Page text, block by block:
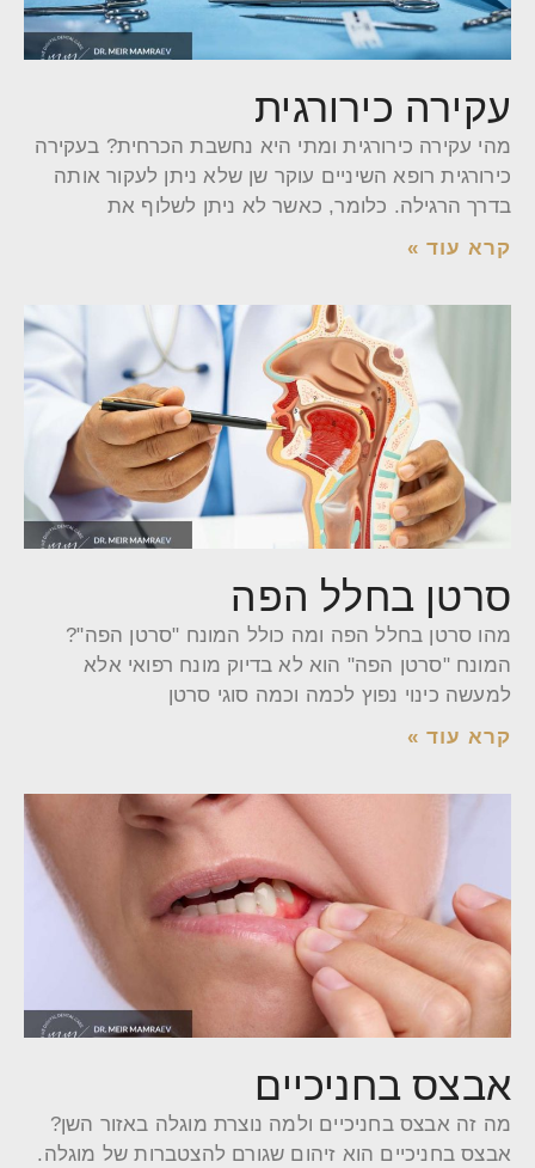
עקירה כירורגית
מהי עקירה כירורגית ומתי היא נחשבת הכרחית? בעקירה
כירורגית רופא השיניים עוקר שן שלא ניתן לעקור אותה
בדרך הרגילה. כלומר, כאשר לא ניתן לשלוף את
קרא עוד »
סרטן בחלל הפה
מהו סרטן בחלל הפה ומה כולל המונח "סרטן הפה"?
המונח "סרטן הפה" הוא לא בדיוק מונח רפואי אלא
למעשה כינוי נפוץ לכמה וכמה סוגי סרטן
קרא עוד »
אבצס בחניכיים
מה זה אבצס בחניכיים ולמה נוצרת מוגלה באזור השן?
אבצס בחניכיים הוא זיהום שגורם להצטברות של מוגלה.